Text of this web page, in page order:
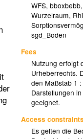
WFS,bboxbebb
Wurzelraum,
sgd_Boden
Fees
Nutzung erfolgt
Urheberrechts.
den Maßstab 1
Darstellungen
geeignet.
Access
Es gelten die